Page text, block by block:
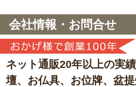
会社情報・お問合せ
ネット通販20年以上の実
壇、お仏具、お位牌、盆